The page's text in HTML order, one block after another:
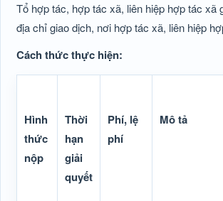
Tổ hợp tác, hợp tác xã, liên hiệp hợp tác
địa chỉ giao dịch, nơi hợp tác xã, liên hiệp
Cách thức thực hiện:
Hình
thức
nộp
Thời
hạn
giải
quyết
Phí, lệ
phí
Mô tả